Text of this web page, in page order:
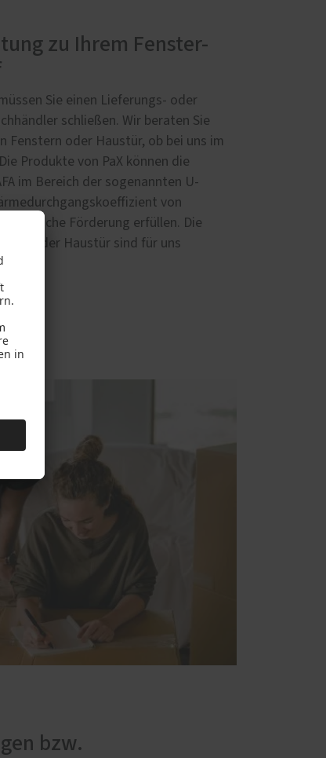
zu Ihrem Fenster-
Sie einen Lieferungs- oder
schließen. Wir beraten Sie
Fenstern oder Haustür, ob bei uns im
Produkte von PaX können die
im Bereich der sogenannten U-
von
mögliche Förderung erfüllen. Die
oder Haustür sind für uns
bzw.